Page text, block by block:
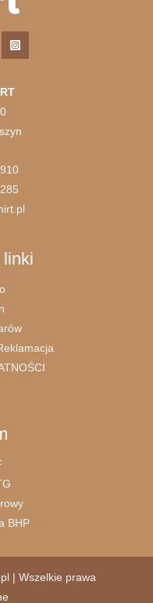
BHP
| Wszelkie prawa